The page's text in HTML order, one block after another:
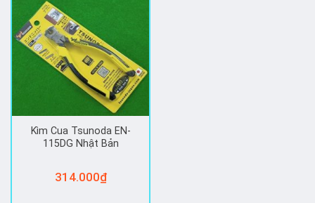
Kìm Cua Tsunoda EN-
115DG Nhật Bản
314.000₫